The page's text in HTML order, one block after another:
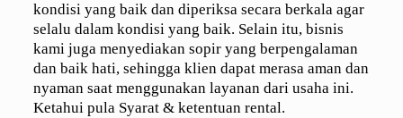
kondisi yang baik dan diperiksa secara berkala agar
selalu dalam kondisi yang baik. Selain itu, bisnis
kami juga menyediakan sopir yang berpengalaman
dan baik hati, sehingga klien dapat merasa aman dan
nyaman saat menggunakan layanan dari usaha ini.
Ketahui pula Syarat & ketentuan rental.